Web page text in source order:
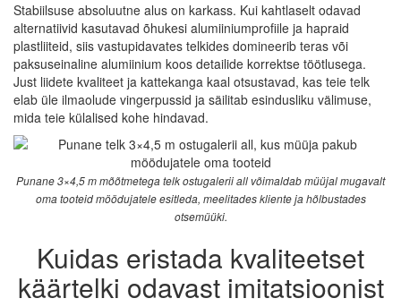
Stabiilsuse absoluutne alus on karkass. Kui kahtlaselt odavad
alternatiivid kasutavad õhukesi alumiiniumprofiile ja hapraid
plastliiteid, siis vastupidavates telkides domineerib teras või
paksuseinaline alumiinium koos detailide korrektse töötlusega.
Just liidete kvaliteet ja kattekanga kaal otsustavad, kas teie telk
elab üle ilmaolude vingerpussid ja säilitab esindusliku välimuse,
mida teie külalised kohe hindavad.
Punane 3×4,5 m mõõtmetega telk ostugalerii all võimaldab müüjal mugavalt
oma tooteid möödujatele esitleda, meelitades kliente ja hõlbustades
otsemüüki.
Kuidas eristada kvaliteetset
käärtelki odavast imitatsioonist